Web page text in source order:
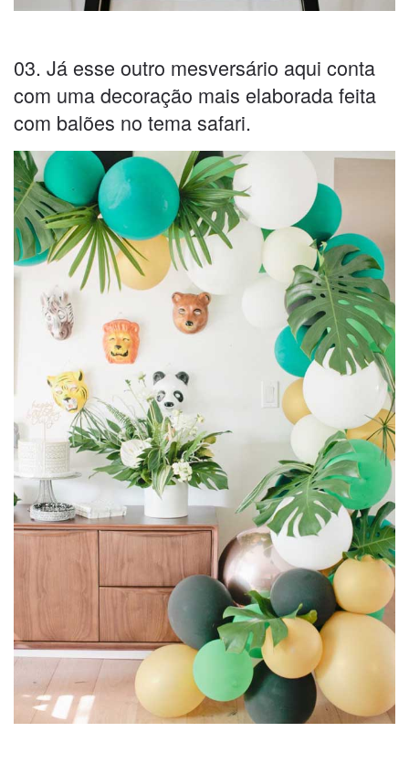
03. Já esse outro mesversário aqui conta
com uma decoração mais elaborada feita
com balões no tema safari.